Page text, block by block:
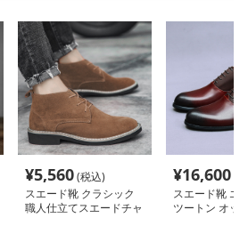
¥5,560(税込)
スエード靴 クラシック
職人仕立てスエードチャ
¥16,600
スエード靴 エ
ツートン オッ